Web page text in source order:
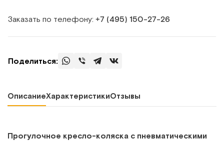
Заказать по телефону: +7 (495) 150‑27‑26
Поделиться:
ОписаниеХарактеристикиОтзывы
Прогулочное кресло-коляска с пневматическими